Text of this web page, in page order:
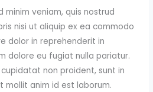
minim veniam, quis nostrud
nisi ut aliquip ex ea commodo
dolor in reprehenderit in
dolore eu fugiat nulla pariatur.
non proident, sunt in
mollit anim id est laborum.